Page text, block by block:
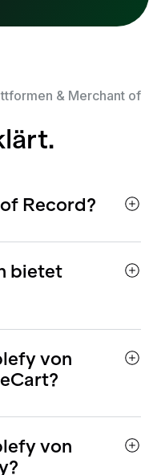
& Merchant of
Record?
bietet
von
von